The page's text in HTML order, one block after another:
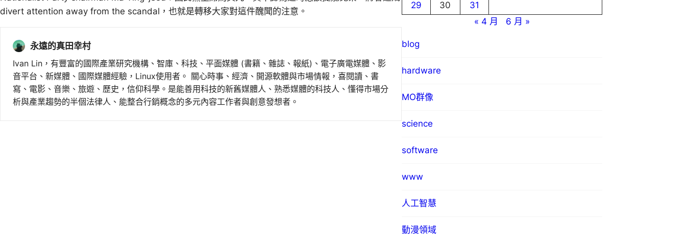
divert attention away from the scandal，也就是轉移大家對這件醜聞的注意。
永遠的真田幸村
Ivan Lin，有豐富的國際產業研究機構、智庫、科技、平面媒體 (書籍、雜誌、報紙)、電子廣電媒體、影
音平台、新媒體、國際媒體經驗，Linux使用者。 關心時事、經濟、開源軟體與市場情報，喜閱讀、書
寫、電影、音樂、旅遊、歷史，信仰科學。是能善用科技的新舊媒體人、熟悉媒體的科技人、懂得市場分
析與產業趨勢的半個法律人、能整合行銷概念的多元內容工作者與創意發想者。
29
30
31
« 4 月
6 月 »
blog
hardware
MO群像
science
software
www
人工智慧
動漫領域